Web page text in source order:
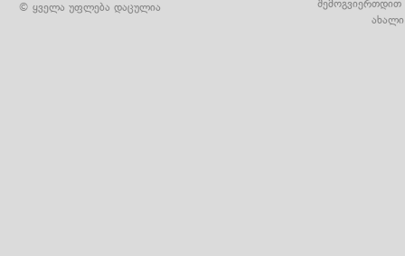
© ყველა უფლება დაცულია
შემოგვიერთდით
ახალი